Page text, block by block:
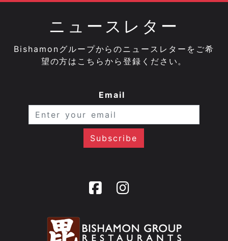
ニュースレター
Bishamonグループからのニュースレターをご希
望の方はこちらから登録ください。
Email